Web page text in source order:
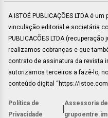
A ISTOÉ PUBLICAÇÕES LTDA é
vinculação editorial e societária
PUBLICACÕES LTDA
realizamos cobranças e que
contrato de assinatura da revista
autorizamos terceiros a fazê-lo,
conteúdo digital “https://
Política de
Privacidade
Assessoria